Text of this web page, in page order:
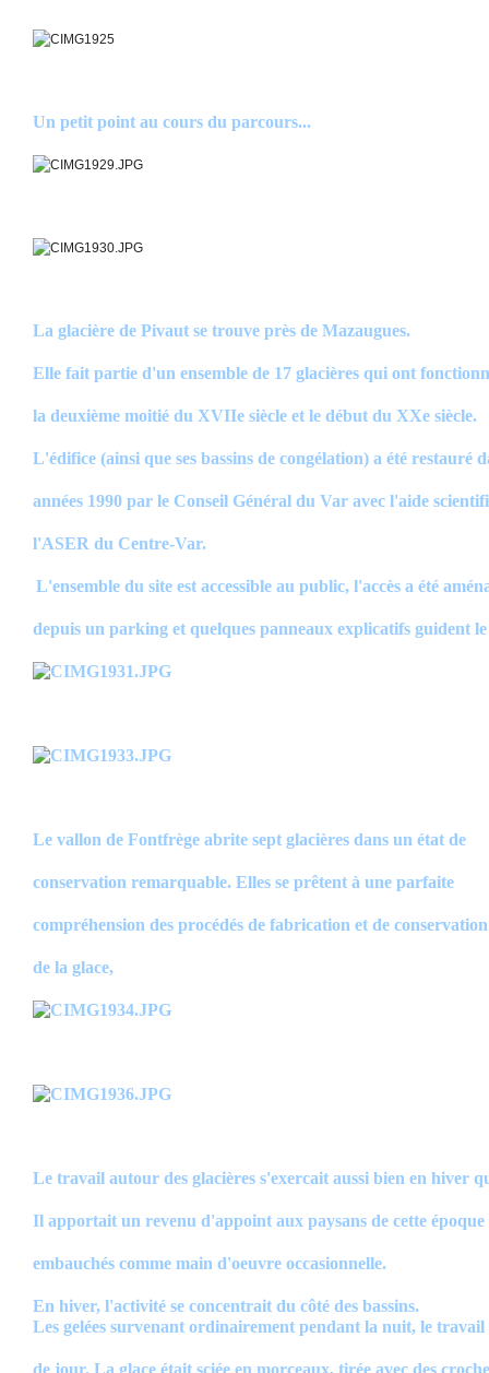
Un petit point au cours du parcours...
La glacière de Pivaut se trouve près de Mazaugues.
Elle fait partie d'un ensemble de 17 glacières qui ont
la deuxième moitié du XVIIe siècle et le début du XXe siècle.
L'édifice (ainsi que ses bassins de congélation) a été restauré
années 1990 par le Conseil Général du Var avec l'aide
l'ASER du Centre-Var.
L'ensemble du site est accessible au public, l'accès a été
depuis un parking et quelques panneaux explicatifs guident
Le vallon de Fontfrège abrite sept glacières dans un état de
conservation remarquable. Elles se prêtent à une parfaite
compréhension des procédés de fabrication et de conservation
de la glace,
Le travail autour des glacières s'exercait aussi bien en hiver
Il apportait un revenu d'appoint aux paysans de cette époque
embauchés comme main d'oeuvre occasionnelle.
En hiver, l'activité se concentrait du côté des bassins.
Les gelées survenant ordinairement pendant la nuit, le travail
de jour. La glace était sciée en morceaux, tirée avec des